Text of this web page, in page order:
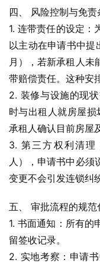
四、 风险控制与免
1. 连带责任的设定：
以主动在申请书中
月），若新承租人未
带赔偿责任。这种安
2. 装修与设施的现
时与出租人就房屋
承租人确认目前房屋
3. 第三方权利清理
人），申请书中必须
变更不会引发连锁纠
五、 审批流程的规范
1. 书面通知：所有的
留签收记录。
2. 实地考察：申请